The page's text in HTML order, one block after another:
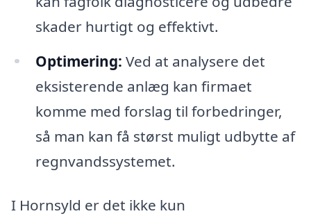
skader hurtigt og effektivt.
Optimering: Ved at analysere det
eksisterende anlæg kan firmaet
komme med forslag til forbedringer,
så man kan få størst muligt udbytte af
regnvandssystemet.
I Hornsyld er det ikke kun